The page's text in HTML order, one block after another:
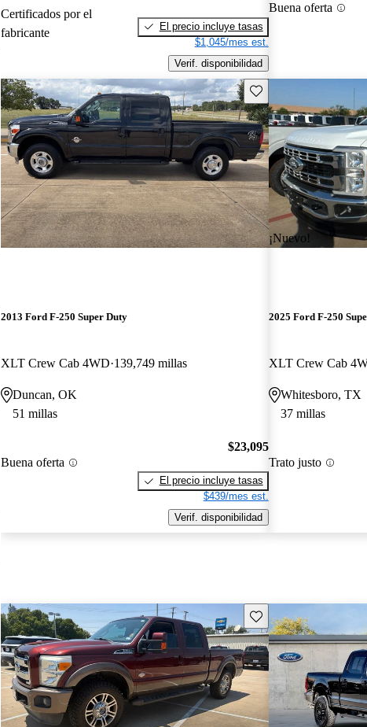
Certificados por el
fabricante
El precio incluye tasas
$1,045/mes est.
Verif. disponibilidad
Buena oferta
Guarda este Aviso
2013 Ford F-250 Super Duty
XLT Crew Cab 4WD 139,749 millas
Duncan, OK
51 millas
Buena oferta
$23,095
El precio incluye tasas
$439/mes est.
Verif. disponibilidad
¡Nuevo!
2025 Ford F-250
XLT Crew Cab
Whitesboro, TX
37 millas
Trato justo
Guarda este Aviso